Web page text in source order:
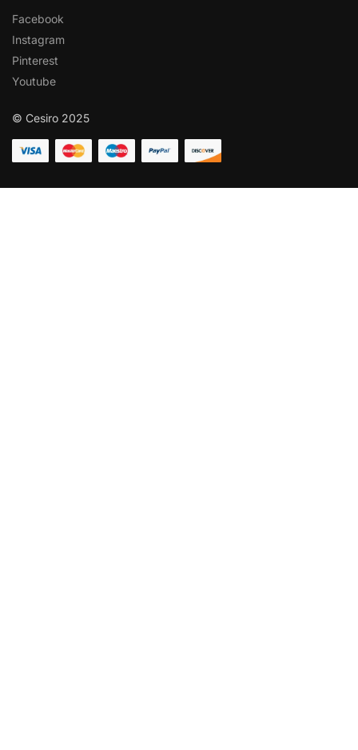
Facebook
Instagram
Pinterest
Youtube
© Cesiro 2025